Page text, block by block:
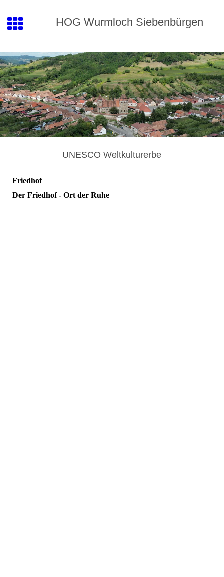
HOG Wurmloch Siebenbürgen
UNESCO Weltkulturerbe
Friedhof
Der Friedhof - Ort der Ruhe